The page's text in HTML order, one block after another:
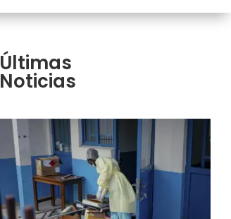
Últimas
Noticias